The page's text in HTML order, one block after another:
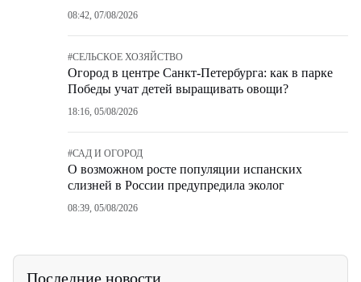
08:42, 07/08/2026
#СЕЛЬСКОЕ ХОЗЯЙСТВО
Огород в центре Санкт-Петербурга: как в парке
Победы учат детей выращивать овощи?
18:16, 05/08/2026
#САД И ОГОРОД
О возможном росте популяции испанских
слизней в России предупредила эколог
08:39, 05/08/2026
Последние новости